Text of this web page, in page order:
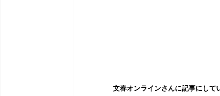
文春オンラインさんに記事にして